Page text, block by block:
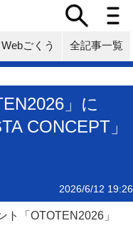
Webごくう 全記事一覧
」に
CONCEPT」
2026/6/12 19:26
ト「OTOTEN2026」